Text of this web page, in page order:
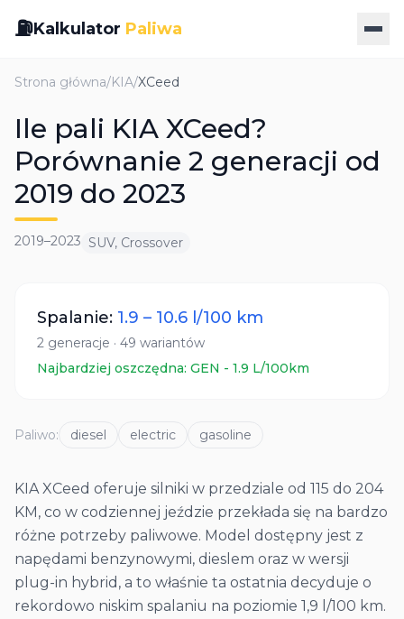
⛽Kalkulator Paliwa
Strona główna/KIA/XCeed
Ile pali KIA XCeed?
Porównanie 2 generacji od
2019 do 2023
2019–2023 SUV, Crossover
Spalanie: 1.9 – 10.6 l/100 km
2 generacje · 49 wariantów
Najbardziej oszczędna: GEN - 1.9 L/100km
Paliwo: diesel electric gasoline
KIA XCeed oferuje silniki w przedziale od 115 do 204
KM, co w codziennej jeździe przekłada się na bardzo
różne potrzeby paliwowe. Model dostępny jest z
napędami benzynowymi, dieslem oraz w wersji
plug-in hybrid, a to właśnie ta ostatnia decyduje o
rekordowo niskim spalaniu na poziomie 1,9 l/100 km.